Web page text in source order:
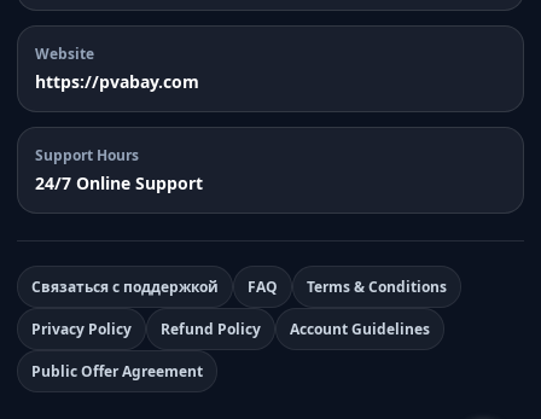
Website
https://pvabay.com
Support Hours
24/7 Online Support
Связаться с поддержкой FAQ Terms & Conditions
Privacy Policy Refund Policy Account Guidelines
Public Offer Agreement